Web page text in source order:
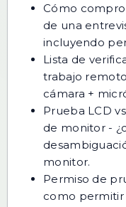
Cómo
de una
incluyendo
Lista de
trabajo remoto
cámara +
Prueba LCD
de monitor -
monitor.
Permiso de
como permitir